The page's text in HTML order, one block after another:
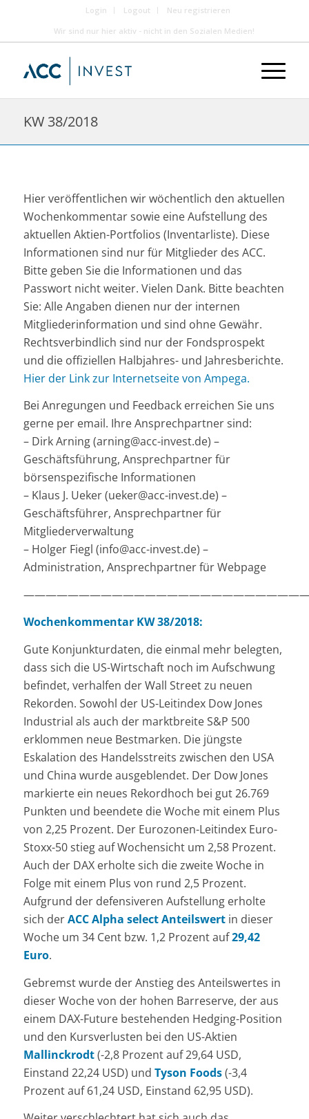
Login Logout
Neu registrieren
Wir sind nur hier aktiv - nicht in den Sozialen Medien!
KW 38/2018
Hier veröffentlichen wir wöchentlich den aktuellen
Wochenkommentar sowie eine Aufstellung des
aktuellen Aktien-Portfolios (Inventarliste). Diese
Informationen sind nur für Mitglieder des ACC.
Bitte geben Sie die Informationen und das
Passwort nicht weiter. Vielen Dank. Bitte beachten
Sie: Alle Angaben dienen nur der internen
Mitgliederinformation und sind ohne Gewähr.
Rechtsverbindlich sind nur der Fondsprospekt
und die offiziellen Halbjahres- und Jahresberichte.
Hier der Link zur Internetseite von Ampega.
Bei Anregungen und Feedback erreichen Sie uns
gerne per email. Ihre Ansprechpartner sind:
– Dirk Arning (arning@acc-invest.de) –
Geschäftsführung, Ansprechpartner für
börsenspezifische Informationen
– Klaus J. Ueker (ueker@acc-invest.de) –
Geschäftsführer, Ansprechpartner für
Mitgliederverwaltung
– Holger Fiegl (info@acc-invest.de) –
Administration, Ansprechpartner für Webpage
Wochenkommentar KW 38/2018:
Gute Konjunkturdaten, die einmal mehr belegten,
dass sich die US-Wirtschaft noch im Aufschwung
befindet, verhalfen der Wall Street zu neuen
Rekorden. Sowohl der US-Leitindex Dow Jones
Industrial als auch der marktbreite S&P 500
erklommen neue Bestmarken. Die jüngste
Eskalation des Handelsstreits zwischen den USA
und China wurde ausgeblendet. Der Dow Jones
markierte ein neues Rekordhoch bei gut 26.769
Punkten und beendete die Woche mit einem Plus
von 2,25 Prozent. Der Eurozonen-Leitindex Euro-
Stoxx-50 stieg auf Wochensicht um 2,58 Prozent.
Auch der DAX erholte sich die zweite Woche in
Folge mit einem Plus von rund 2,5 Prozent.
Aufgrund der defensiveren Aufstellung erholte
sich derACC Alpha select Anteilswertin dieser
Woche um 34 Cent bzw. 1,2 Prozent auf29,42
Euro.
Gebremst wurde der Anstieg des Anteilswertes in
dieser Woche von der hohen Barreserve, der aus
einem DAX-Future bestehenden Hedging-Position
und den Kursverlusten bei den US-Aktien
Mallinckrodt(-2,8 Prozent auf 29,64 USD,
Einstand 22,24 USD) und Tyson Foods(-3,4
Prozent auf 61,24 USD, Einstand 62,95 USD).